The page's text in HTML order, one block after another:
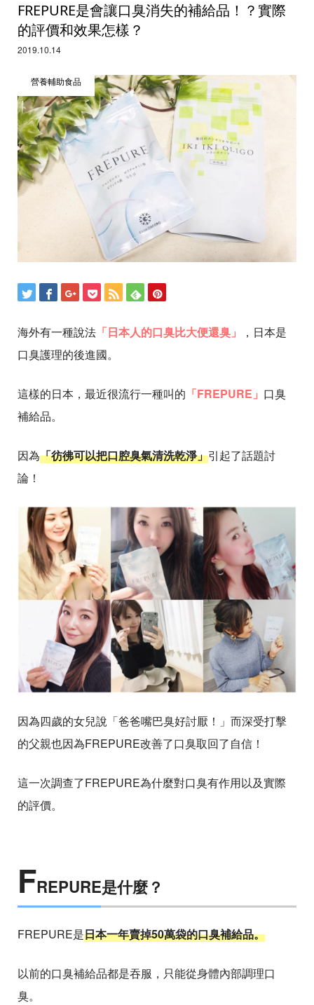
FREPURE是會讓口臭消失的補給品！？實際
的評價和效果怎樣？
2019.10.14
營養輔助食品
海外有一種說法「日本人的口臭比大便還臭」
，日本是
口臭護理的後進國。
這樣的日本，最近很流行一種叫的 「FREPURE」 口臭
補給品。
因為「彷彿可以把口腔臭氣清洗乾淨」引起了話題討
論！
因為四歲的女兒說「爸爸嘴巴臭好討厭！」而深受打擊
的父親也因為FREPURE改善了口臭取回了自信！
這一次調查了FREPURE為什麼對口臭有作用以及實際
的評價。
FREPURE是什麼？
FREPURE是日本一年賣掉50萬袋的口臭補給品。
以前的口臭補給品都是吞服，只能從身體內部調理口
臭。